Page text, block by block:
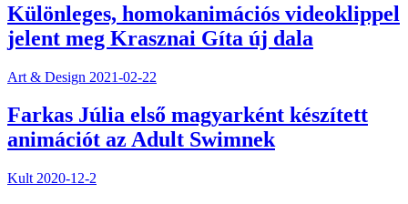
Különleges, homokanimációs videoklippel
jelent meg Krasznai Gíta új dala
Art & Design 2021-02-22
Farkas Júlia első magyarként készített
animációt az Adult Swimnek
Kult 2020-12-2